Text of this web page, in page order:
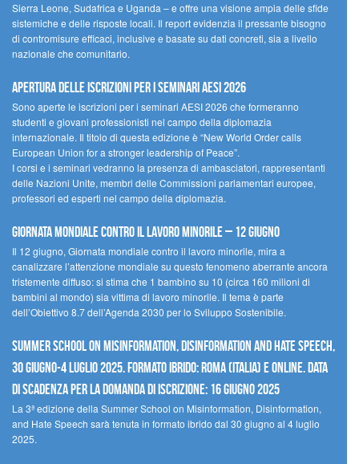
Sierra Leone, Sudafrica e Uganda – e offre una visione ampia delle sfide
sistemiche e delle risposte locali. Il report evidenzia il pressante bisogno
di contromisure efficaci, inclusive e basate su dati concreti, sia a livello
nazionale che comunitario.
Apertura delle iscrizioni per i seminari AESI 2026
Sono aperte le iscrizioni per i seminari AESI 2026 che formeranno
studenti e giovani professionisti nel campo della diplomazia
internazionale. Il titolo di questa edizione è “New World Order calls
European Union for a stronger leadership of Peace”.
I corsi e i seminari vedranno la presenza di ambasciatori, rappresentanti
delle Nazioni Unite, membri delle Commissioni parlamentari europee,
professori ed esperti nel campo della diplomazia.
Giornata mondiale contro il lavoro minorile – 12 giugno
Il 12 giugno, Giornata mondiale contro il lavoro minorile, mira a
canalizzare l’attenzione mondiale su questo fenomeno aberrante ancora
tristemente diffuso: si stima che 1 bambino su 10 (circa 160 milioni di
bambini al mondo) sia vittima di lavoro minorile. Il tema è parte
dell’Obiettivo 8.7 dell’Agenda 2030 per lo Sviluppo Sostenibile.
Summer School on Misinformation, Disinformation and Hate Speech,
30 giugno-4 luglio 2025. Formato ibrido: Roma (Italia) e online. Data
di scadenza per la domanda di iscrizione: 16 giugno 2025
La 3ª edizione della Summer School on Misinformation, Disinformation,
and Hate Speech sarà tenuta in formato ibrido dal 30 giugno al 4 luglio
2025.